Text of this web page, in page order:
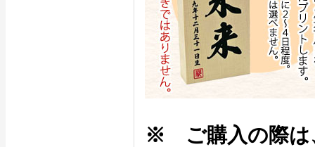
※ ご購入の際は